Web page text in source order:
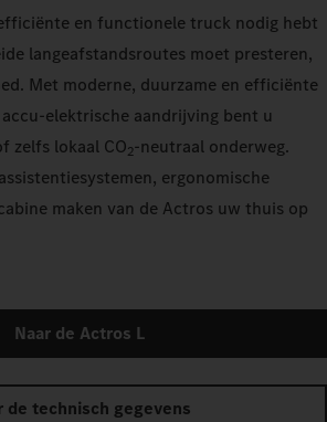
en functionele truck nodig hebt
langeafstandsroutes moet presteren,
Met moderne, duurzame en efficiënte
elektrische aandrijving bent u
zelfs lokaal CO2-neutraal onderweg.
ergonomische
maken van de Actros uw thuis op
Naar de Actros L
de technisch gegevens